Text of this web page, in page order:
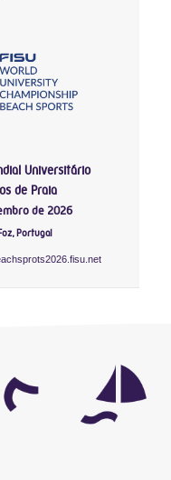
Universitário
de Praia
de 2026
Portugal